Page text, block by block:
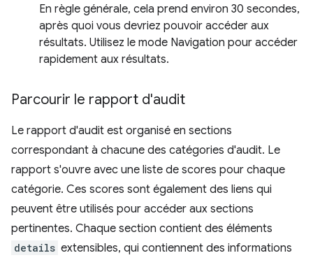
En règle générale, cela prend environ 30 secondes,
après quoi vous devriez pouvoir accéder aux
résultats. Utilisez le mode Navigation pour accéder
rapidement aux résultats.
Parcourir le rapport d'audit
Le rapport d'audit est organisé en sections
correspondant à chacune des catégories d'audit. Le
rapport s'ouvre avec une liste de scores pour chaque
catégorie. Ces scores sont également des liens qui
peuvent être utilisés pour accéder aux sections
pertinentes. Chaque section contient des éléments
details extensibles, qui contiennent des informations